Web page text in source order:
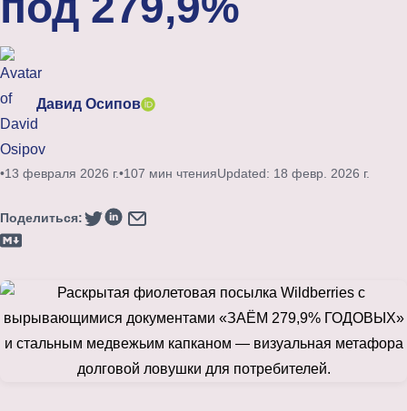
Давид Осипов
•13 февраля 2026 г.•107 мин чтенияUpdated: 18 февр. 2026 г.
Поделиться: